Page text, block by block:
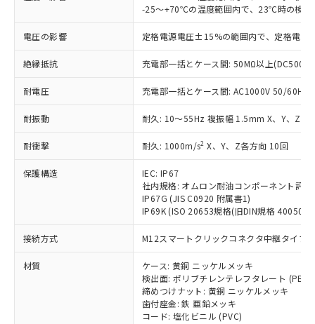
-25～+70℃の温度範囲内で、23℃時の検
電圧の影響 定格電源電圧±15%の範囲内で、定格電
絶縁抵抗 充電部一括とケース間: 50MΩ以上(DC500V
耐電圧 充電部一括とケース間: AC1000V 50/60Hz
耐振動 耐久: 10～55Hz 複振幅 1.5mm X、Y、Z各
耐衝撃 耐久: 1000m/s2 X、Y、Z各方向 10回
保護構造
IEC: IP67
社内規格: オムロン耐油コンポーネント評
IP67G (JIS C0920 附属書1)
IP69K (ISO 20653規格(旧DIN規格 40050
接続方式 M12スマートクリックコネクタ中継タイプ
材質
ケース: 黄銅 ニッケルメッキ
検出面: ポリブチレンテレフタレート (PBT)
締めつけナット: 黄銅 ニッケルメッキ
歯付座金: 鉄 亜鉛メッキ
コード: 塩化ビニル (PVC)
本サービスの対象外となる商品もある
ことをご了承ください。
在庫状況および標準価格照会結果は、
記載している更新日時点での社内デー
タに基づき作成されるものであり、閲
覧された時点での実際の在庫および標
準価格とは異なる場合があることをご
正式な納期状況および標準価格はお客
様のお取引先、またはお客様担当のオ
ムロン制御機器販売店・当社販売員に
ご相談ください。
オムロン制御機器販売店や当社販売拠
販売ネットワーク
」をご確認
在庫状況および標準価格結果を当社の
事前の承諾なく第三者に漏洩または開
示しないようお願いします。
マイパーツ機能（部品リスト作成サー
ビス）をご利用いただくには、I-Web
メンバーズにご登録されている必要が
いたものが、含有品と判明した場合などや
むを得ず変更することがあります。
*EU RoHS指令（10物質）：
鉛(Pb) 1000ppm以下、 水銀(Hg) 1000ppm以下、 カド
ミウム(Cd) 100ppm以下、
六価クロム(Cr(Ⅵ)) 1000ppm以下、ポリ臭化ビフェニル
類(PBB) 1000ppm以下、ポリ臭化ジフェニルエーテル類
(PBDE) 1000ppm以下、フタル酸ビス(2-エチルヘキシ
ル) (DEHP)(別名：DOP) 1000ppm以下、フタル酸ブチ
ルベンジル（BBP） 1000ppm以下、フタル酸ジブチル
（DBP） 1000ppm以下、フタル酸ジイソブチル
適用除外項目は除く。
フタル酸エステル類の４物質については閾値を超える意
図的な使用がないことを確認しています。
※2 対応予定月
部品在庫の切り替え状況などにより、予定
月が前後することがあります。
基準値を超えていることを示します。
い合わせください。
Cr(Ⅵ)(六価クロム) : 1000ppm、 PBBs(ポリ臭化ビフェ
ニル類) : 1000ppm、 PBDEs(ポリ臭化ジフェニルエーテ
DBP(フタル酸ジブチル) : 1000ppm、 DIBP(フタル酸ジ
イソブチル) : 1000ppm、 BBP(フタル酸ブチルベンジ
※2 環境保護使用期限
「ｅ」：有害物質（10物質）のすべてが基
準値以下であることを示します。
「10」：通常の使用状況下において有害物
質が外部に漏えいし、環境に深刻な影響を
及ぼさない年数を意味します。
「－」：未確認です。当社販売部門へお問
当社は、これら貴社製品のうち、外国
為替および外国貿易法に定める商品
（以下｢規制貨物等」という）を輸出
または国外への提供する場合は、日本
国政府の輸出許可(または役務取引許
可)を取得するなどの必要な手続きを
当社は規制貨物を破棄する場合は、完
全に破砕するなど、違法に輸出されな
いよう必要な手段を講じます。
ル、化学兵器、生物兵器またはその他
武器並びにこれらの製造装置等に一切
使用いたしません。
当社は、貴社製品を第三者に販売する
場合は、上記1、2および3の内容を当
該第三者に通知します。また当社は、
販売先および販売に係わる関係者が違
法に輸出するおそれがある場合は、取
り引きをいたしません。
一定数以上の在庫あり
一定数には満たないが在庫あり
在庫なし(最新の在庫状況につ
いては、お客様のお取引先、ま
たはお客様担当のオムロン制御
機器販売店・当社販売員にご確
認ください)
受注生産機種、また在庫状況の
情報を公開していない機種